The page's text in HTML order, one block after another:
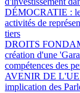
DÉMOCRATIE :
activités de
tiers
DROITS
création d'une
compétences des
AVENIR DE L'UE
implication des